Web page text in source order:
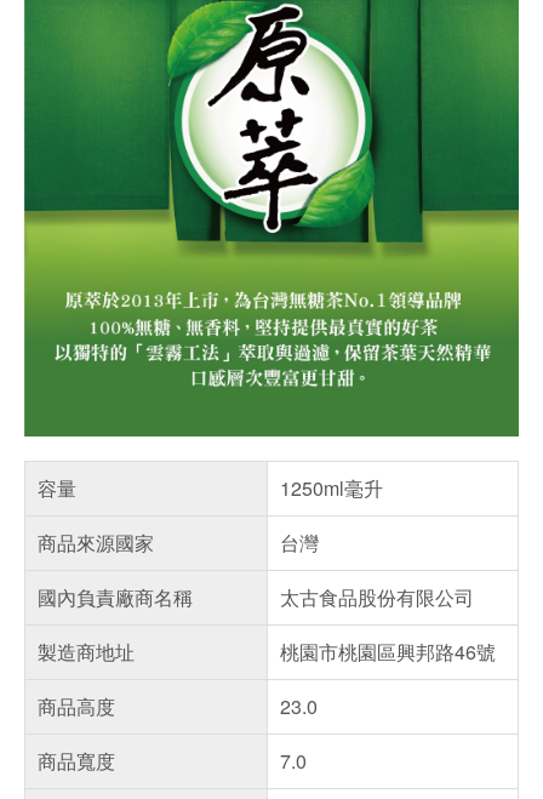
容量
1250ml毫升
商品來源國家
台灣
國內負責廠商名稱
太古食品股份有限公司
製造商地址
桃園市桃園區興邦路46號
商品高度
23.0
商品寬度
7.0